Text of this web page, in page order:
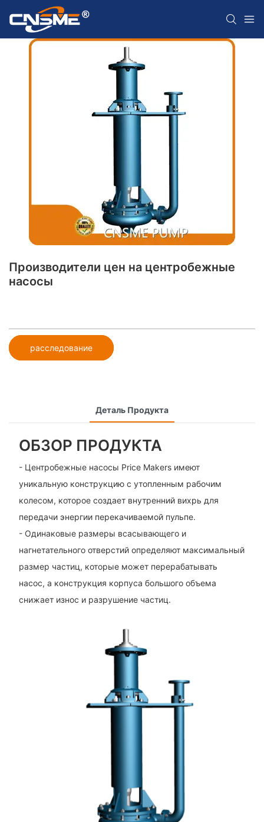
Производители цен на центробежные
насосы
расследование
Деталь Продукта
ОБЗОР ПРОДУКТА
- Центробежные насосы Price Makers имеют
уникальную конструкцию с утопленным рабочим
колесом, которое создает внутренний вихрь для
передачи энергии перекачиваемой пульпе.
- Одинаковые размеры всасывающего и
нагнетательного отверстий определяют максимальный
размер частиц, которые может перерабатывать
насос, а конструкция корпуса большого объема
снижает износ и разрушение частиц.